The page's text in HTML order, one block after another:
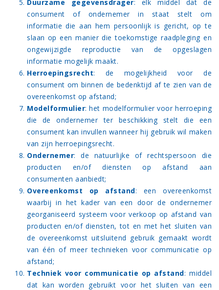
Duurzame gegevensdrager: elk middel dat de
consument of ondernemer in staat stelt om
informatie die aan hem persoonlijk is gericht, op te
slaan op een manier die toekomstige raadpleging en
ongewijzigde reproductie van de opgeslagen
informatie mogelijk maakt.
Herroepingsrecht: de mogelijkheid voor de
consument om binnen de bedenktijd af te zien van de
overeenkomst op afstand;
Modelformulier: het modelformulier voor herroeping
die de ondernemer ter beschikking stelt die een
consument kan invullen wanneer hij gebruik wil maken
van zijn herroepingsrecht.
Ondernemer: de natuurlijke of rechtspersoon die
producten en/of diensten op afstand aan
consumenten aanbiedt;
Overeenkomst op afstand: een overeenkomst
waarbij in het kader van een door de ondernemer
georganiseerd systeem voor verkoop op afstand van
producten en/of diensten, tot en met het sluiten van
de overeenkomst uitsluitend gebruik gemaakt wordt
van één of meer technieken voor communicatie op
afstand;
Techniek voor communicatie op afstand: middel
dat kan worden gebruikt voor het sluiten van een